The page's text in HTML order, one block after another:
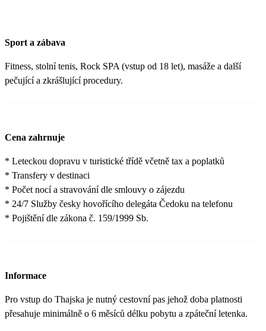
Sport a zábava
Fitness, stolní tenis, Rock SPA (vstup od 18 let), masáže a další
pečující a zkrášlující procedury.
Cena zahrnuje
* Leteckou dopravu v turistické třídě včetně tax a poplatků
* Transfery v destinaci
* Počet nocí a stravování dle smlouvy o zájezdu
* 24/7 Služby česky hovořícího delegáta Čedoku na telefonu
* Pojištění dle zákona č. 159/1999 Sb.
Informace
Pro vstup do Thajska je nutný cestovní pas jehož doba platnosti
přesahuje minimálně o 6 měsíců délku pobytu a zpáteční letenka.